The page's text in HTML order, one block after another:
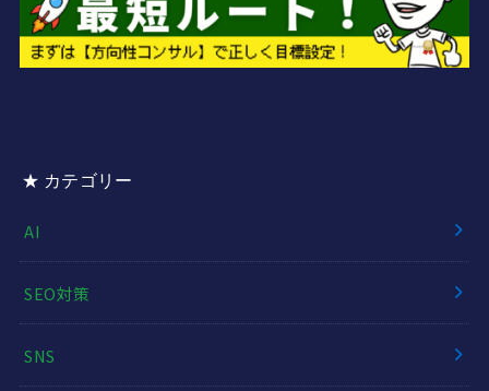
★ カテゴリー
AI
SEO対策
SNS